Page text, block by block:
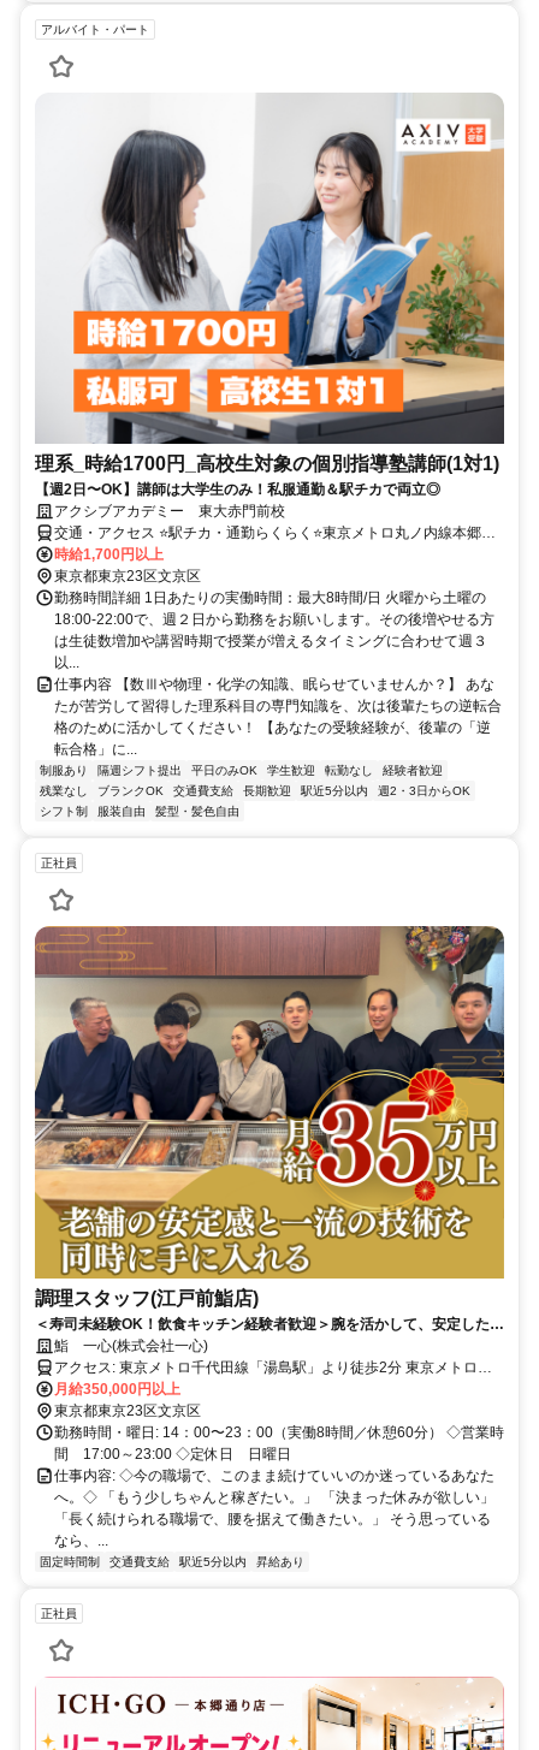
アルバイト・パート
理系_時給1700円_高校生対象の個別指導塾講師(1対1)
【週2日〜OK】講師は大学生のみ！私服通勤＆駅チカで両立◎
アクシブアカデミー 東大赤門前校
交通・アクセス ⭐駅チカ・通勤らくらく⭐東京メトロ丸ノ内線本郷三
丁目駅徒歩3分/都営大江戸線本郷三丁目駅徒歩3分
時給1,700円以上
東京都東京23区文京区
勤務時間詳細 1日あたりの実働時間：最大8時間/日 火曜から土曜の
18:00-22:00で、週２日から勤務をお願いします。その後増やせる方
は生徒数増加や講習時期で授業が増えるタイミングに合わせて週３
以...
仕事内容 【数Ⅲや物理・化学の知識、眠らせていませんか？】 あな
たが苦労して習得した理系科目の専門知識を、次は後輩たちの逆転合
格のために活かしてください！ 【あなたの受験経験が、後輩の「逆
転合格」に...
制服あり 隔週シフト提出 平日のみOK 学生歓迎 転勤なし
経験者歓迎
残業なし
ブランクOK 交通費支給 長期歓迎 駅近5分以内
週2・3日からOK
シフト制
服装自由 髪型・髪色自由
正社員
調理スタッフ(江戸前鮨店)
＜寿司未経験OK！飲食キッチン経験者歓迎＞腕を活かして、安定した収
入を✨／昭和61年創業・湯島の老舗江戸前鮨店
鮨 一心(株式会社一心)
アクセス: 東京メトロ千代田線「湯島駅」より徒歩2分 東京メトロ銀
座線「上野広小路駅」より徒歩2分 都営大江戸線「上野御徒町駅」よ
り徒歩3分 JR「上野駅」より徒歩5分
月給350,000円以上
東京都東京23区文京区
勤務時間・曜日: 14：00〜23：00（実働8時間／休憩60分） ◇営業時
間 17:00～23:00 ◇定休日 日曜日
仕事内容: ◇今の職場で、このまま続けていいのか迷っているあなた
へ。◇ 「もう少しちゃんと稼ぎたい。」 「決まった休みが欲しい」
「長く続けられる職場で、腰を据えて働きたい。」 そう思っている
なら、...
固定時間制 交通費支給 駅近5分以内 昇給あり
正社員